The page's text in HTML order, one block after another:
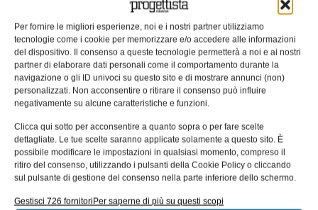
Per fornire le migliori esperienze, noi e i nostri partner utilizziamo
tecnologie come i cookie per memorizzare e/o accedere alle informazioni
del dispositivo. Il consenso a queste tecnologie permetterà a noi e ai nostri
partner di elaborare dati personali come il comportamento durante la
navigazione o gli ID univoci su questo sito e di mostrare annunci (non)
personalizzati. Non acconsentire o ritirare il consenso può influire
negativamente su alcune caratteristiche e funzioni.
Clicca qui sotto per acconsentire a quanto sopra o per fare scelte
dettagliate. Le tue scelte saranno applicate solamente a questo sito. È
possibile modificare le impostazioni in qualsiasi momento, compreso il
ritiro del consenso, utilizzando i pulsanti della Cookie Policy o cliccando
sul pulsante di gestione del consenso nella parte inferiore dello schermo.
Gestisci 726 fornitoriPer saperne di più su questi scopi
DMG MORI rivoluziona la
produzione dei centri di lavoro
monoBLOCK
Nuovo concetto di montaggio: DMG MORI rivoluziona la
produzione dei centri di lavoro monoBLOCK a 5 assi con
la sua
EDICOLA WEB